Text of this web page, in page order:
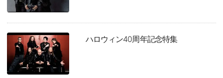
ハロウィン40周年記念特集